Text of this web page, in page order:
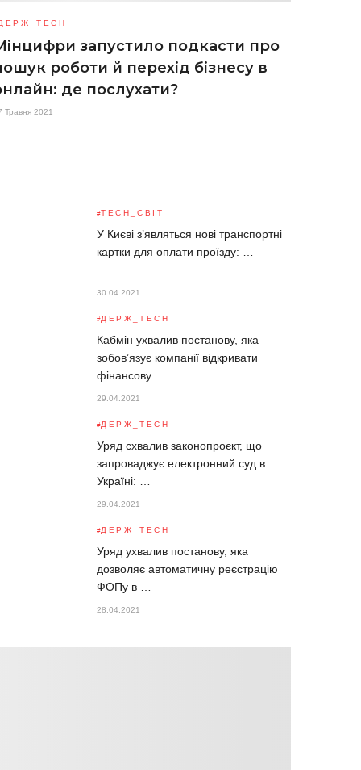
запустило подкасти про
роботи й перехід бізнесу в
де послухати?
Травня 2021
TECH_СВІТ
У Києві з’являться нові транспортні
картки для оплати проїзду: …
30.04.2021
ДЕРЖ_TECH
Кабмін ухвалив постанову, яка
зобов’язує компанії відкривати
фінансову …
29.04.2021
ДЕРЖ_TECH
Уряд схвалив законопроєкт, що
запроваджує електронний суд в
Україні: …
29.04.2021
ДЕРЖ_TECH
Уряд ухвалив постанову, яка
дозволяє автоматичну реєстрацію
ФОПу в …
28.04.2021